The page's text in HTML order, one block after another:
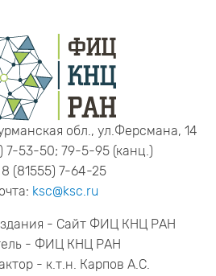
обл., ул.Ферсмана, 14
7-53-50; 79-5-95 (канц.)
(81555) 7-64-25
ksc@ksc.ru
- Сайт ФИЦ КНЦ РАН
- ФИЦ КНЦ РАН
- к.т.н. Карпов А.С.